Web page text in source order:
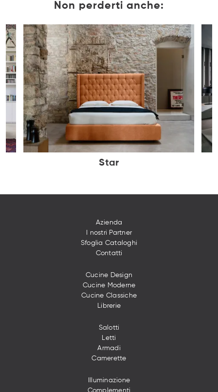
Non perderti anche:
Star
Azienda
I nostri Partner
Sfoglia Cataloghi
Contatti
Cucine Design
Cucine Moderne
Cucine Classiche
Librerie
Salotti
Letti
Armadi
Camerette
Illuminazione
Complementi